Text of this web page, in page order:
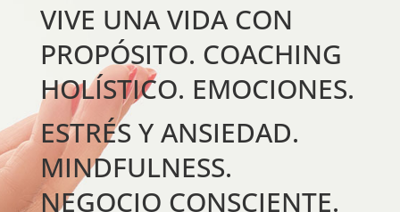
VIVE UNA VIDA CON
PROPÓSITO. COACHING
HOLÍSTICO. EMOCIONES.
ESTRÉS Y ANSIEDAD.
MINDFULNESS.
NEGOCIO CONSCIENTE.